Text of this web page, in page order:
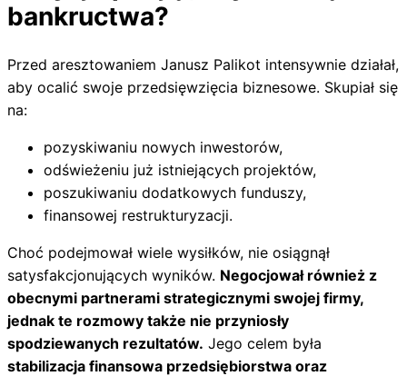
bankructwa?
Przed aresztowaniem Janusz Palikot intensywnie działał,
aby ocalić swoje przedsięwzięcia biznesowe. Skupiał się
na:
pozyskiwaniu nowych inwestorów,
odświeżeniu już istniejących projektów,
poszukiwaniu dodatkowych funduszy,
finansowej restrukturyzacji.
Choć podejmował wiele wysiłków, nie osiągnął
satysfakcjonujących wyników. Negocjował również z
obecnymi partnerami strategicznymi swojej firmy,
jednak te rozmowy także nie przyniosły
spodziewanych rezultatów. Jego celem była
stabilizacja finansowa przedsiębiorstwa oraz